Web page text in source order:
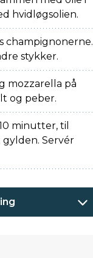
hvidløgsolien.
champignonerne.
stykker.
mozzarella på
og peber.
minutter, til
Servér